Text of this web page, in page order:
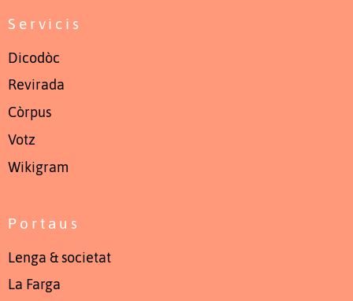
Servicis
Dicodòc
Revirada
Còrpus
Votz
Wikigram
Portaus
Lenga & societat
La Farga